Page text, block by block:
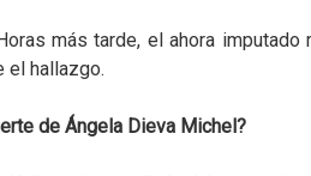
más tarde, el ahora
el hallazgo.
de Ángela Dieva Michel?